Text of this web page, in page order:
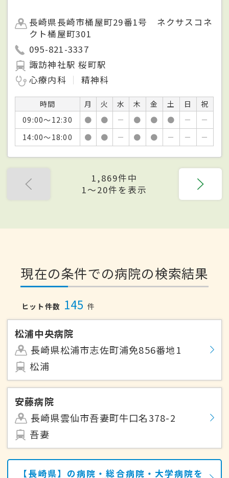
長崎県長崎市桶屋町29番1号 ネクサスコネ
クト桶屋町301
095-821-3337
諏訪神社駅 桜町駅
心療内科
精神科
時間 月 火 水 木 金 土 日
祝
09:00～12:30
● ● － ● ● ● －
－
14:00～18:00
● ● － ● ● － － －
1,869件中
1〜20件を表示
現在の条件での病院の検索結果
ヒット件数 145 件
松浦中央病院
長崎県松浦市志佐町浦免856番地1
松浦
安藤病院
長崎県雲仙市吾妻町牛口名378-2
吾妻
【長崎県】の病院・総合病院・大学病院を